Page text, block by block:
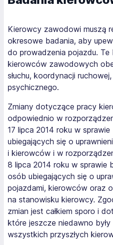
Kierowcy zawodowi muszą
okresowe badania, aby
do prowadzenia pojazdu. Te
kierowców zawodowych
słuchu, koordynacji
psychicznego.
Zmiany dotyczące pracy
odpowiednio w
17 lipca 2014 roku w
ubiegających się o
i kierowców i w
8 lipca 2014 roku w sprawie
osób ubiegających się o
pojazdami, kierowców oraz
na stanowisku kierowcy.
zmian jest całkiem sporo i
które jeszcze niedawno
wszystkich przyszłych